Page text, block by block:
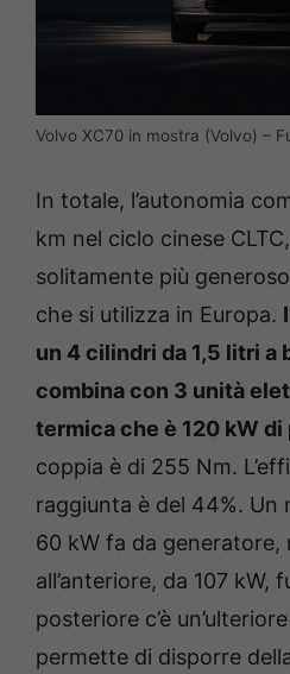
Volvo XC70 in mostra (Volvo) –
In totale, l’autonomia
km nel ciclo cinese
solitamente più
che si utilizza in Europa.
un 4 cilindri da 1,5 litri a
combina con 3 unità
termica che è 120 kW di
coppia è di 255 Nm.
raggiunta è del 44%.
60 kW fa da generatore,
all’anteriore, da 107 kW,
posteriore c’è
permette di disporre